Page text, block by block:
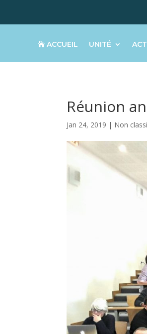
ACCUEIL UNITÉ
Réunion
Jan 24, 2019 | Non